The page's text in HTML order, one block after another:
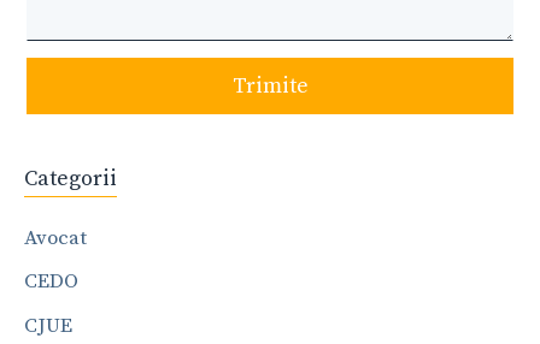
Trimite
Categorii
Avocat
CEDO
CJUE